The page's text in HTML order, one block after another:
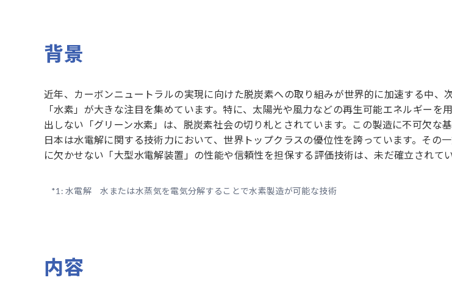
背景
近年、カーボンニュートラルの実現に向けた脱炭素への取り組みが世界的に加速する中、
「水素」が大きな注目を集めています。特に、太陽光や風力などの再生可能エネルギーを
出しない「グリーン水素」は、脱炭素社会の切り札とされています。この製造に不可欠な
日本は水電解に関する技術力において、世界トップクラスの優位性を誇っています。その
に欠かせない「大型水電解装置」の性能や信頼性を担保する評価技術は、未だ確立されて
*1: 水電解 水または水蒸気を電気分解することで水素製造が可能な技術
内容